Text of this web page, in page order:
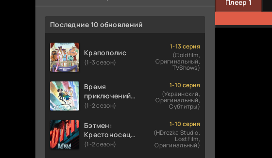
Последние 10 обновлений
Крапополис
(1-3 сезон)
1-13 серия
(Coldfilm,
Оригинальный,
TVShows)
Время
приключений:
Фионна и Кейк
(1-2 сезон)
1-10 серия
(Украинский,
Оригинальный,
Субтитры)
Бэтмен:
Крестоносец в
плаще
(1-2 сезон)
1-10 серия
(HDrezka Studio,
LostFilm,
Оригинальный)
Плеер 1